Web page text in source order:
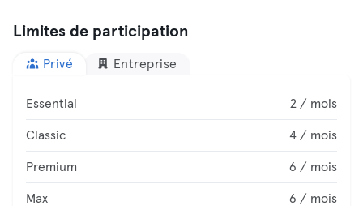
Limites de participation
Privé Entreprise
Essential 2 / mois
Classic 4 / mois
Premium 6 / mois
Max 6 / mois